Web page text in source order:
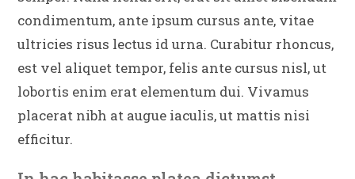
condimentum, ante ipsum cursus ante, vitae
ultricies risus lectus id urna. Curabitur rhoncus,
est vel aliquet tempor, felis ante cursus nisl, ut
lobortis enim erat elementum dui. Vivamus
placerat nibh at augue iaculis, ut mattis nisi
efficitur.